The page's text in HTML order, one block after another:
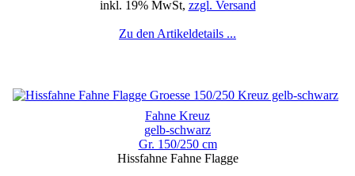
inkl. 19% MwSt, zzgl. Versand
Zu den Artikeldetails ...
Fahne Kreuz
gelb-schwarz
Gr. 150/250 cm
Hissfahne Fahne Flagge